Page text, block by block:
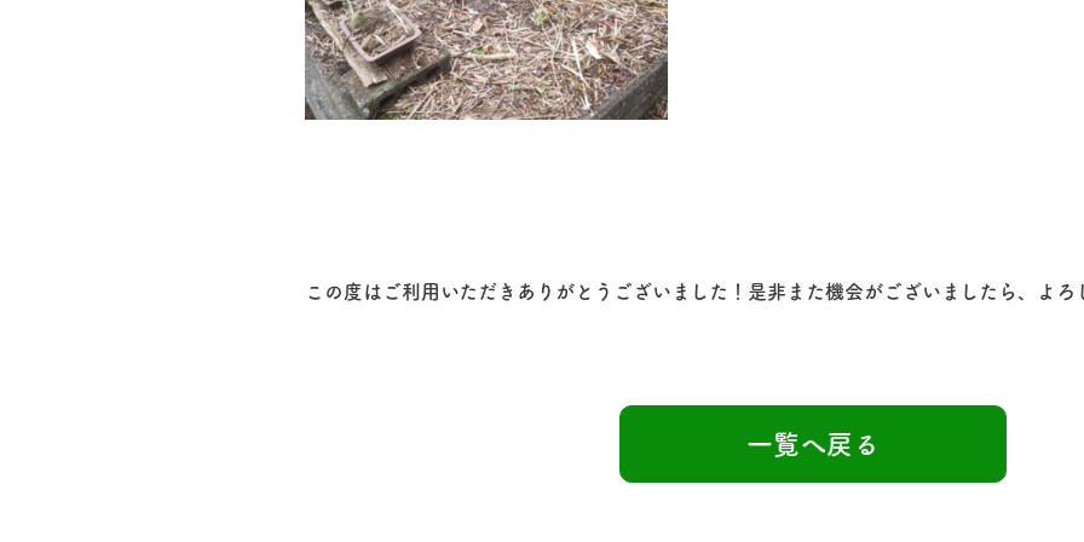
この度はご利用いただきありがとうございました！是非また機会がございましたら、よろ
一覧へ戻る